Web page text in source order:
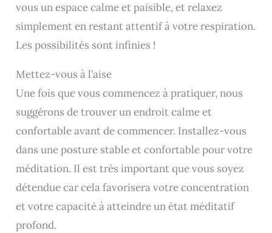
vous un espace calme et paisible, et relaxez
simplement en restant attentif à votre respiration.
Les possibilités sont infinies !
Mettez-vous à l’aise
Une fois que vous commencez à pratiquer, nous
suggérons de trouver un endroit calme et
confortable avant de commencer. Installez-vous
dans une posture stable et confortable pour votre
méditation. Il est très important que vous soyez
détendue car cela favorisera votre concentration
et votre capacité à atteindre un état méditatif
profond.